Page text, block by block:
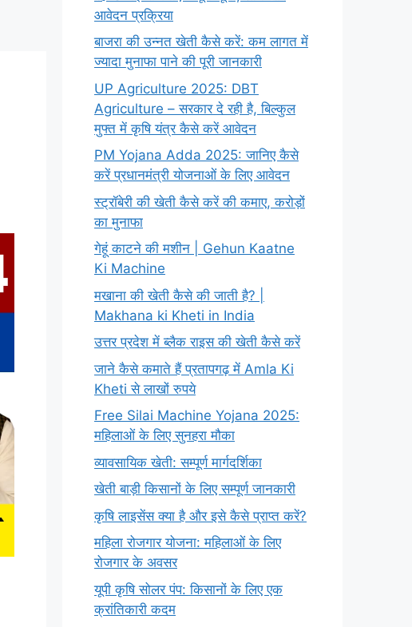
आवेदन प्रक्रिया
बाजरा की उन्नत खेती कैसे करें: कम लागत में
ज्यादा मुनाफा पाने की पूरी जानकारी
UP Agriculture 2025: DBT
Agriculture – सरकार दे रही है, बिल्कुल
मुफ्त में कृषि यंत्र कैसे करें आवेदन
PM Yojana Adda 2025: जानिए कैसे
करें प्रधानमंत्री योजनाओं के लिए आवेदन
स्ट्रॉबेरी की खेती कैसे करें की कमाए, करोड़ों
का मुनाफा
गेहूं काटने की मशीन | Gehun Kaatne
Ki Machine
मखाना की खेती कैसे की जाती है? |
Makhana ki Kheti in India
उत्तर प्रदेश में ब्लैक राइस की खेती कैसे करें
जाने कैसे कमाते हैं प्रतापगढ़ में Amla Ki
Kheti से लाखों रुपये
Free Silai Machine Yojana 2025:
महिलाओं के लिए सुनहरा मौका
व्यावसायिक खेती: सम्पूर्ण मार्गदर्शिका
खेती बाड़ी किसानों के लिए सम्पूर्ण जानकारी
कृषि लाइसेंस क्या है और इसे कैसे प्राप्त करें?
महिला रोजगार योजना: महिलाओं के लिए
रोजगार के अवसर
यूपी कृषि सोलर पंप: किसानों के लिए एक
क्रांतिकारी कदम